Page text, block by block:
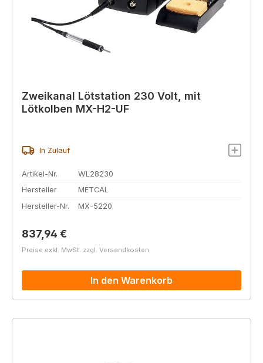
Zweikanal Lötstation 230 Volt, mit
Lötkolben MX-H2-UF
In Zulauf
Artikel-Nr.
WL28230
Hersteller
METCAL
Hersteller-Nr.
MX-5220
Regulärer Preis:
837,94 €
Preise exkl. MwSt. zzgl. Versandkosten
In den Warenkorb